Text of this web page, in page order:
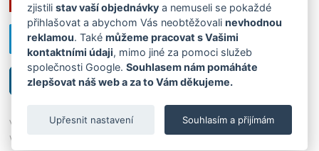
Všechna práva vyhrazena ©2026 Ráj ponožek|Cookies,tvorba
webu: InGenius
zjistilistav vaší objednávky a nemuseli se pokaždé
přihlašovat a abychom Vás neobtěžovalinevhodnou
reklamou. Takémůžeme pracovat s Vašimi
kontaktními údaji, mimo jiné za pomoci služeb
společnosti Google.Souhlasem nám pomáháte
zlepšovat náš web a za to Vám děkujeme.
Souhlasím a přijímám
Upřesnit nastavení